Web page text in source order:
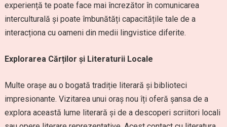
experiență te poate face mai încrezător în comunicarea
interculturală și poate îmbunătăți capacitățile tale de a
interacționa cu oameni din medii lingvistice diferite.
Explorarea Cărților și Literaturii Locale
Multe orașe au o bogată tradiție literară și biblioteci
impresionante. Vizitarea unui oraș nou îți oferă șansa de a
explora această lume literară și de a descoperi scriitori locali